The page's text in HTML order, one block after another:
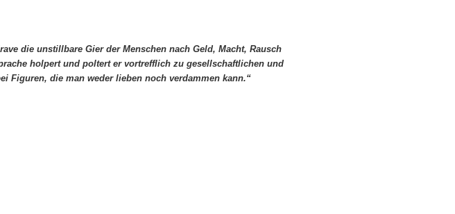
die unstillbare Gier der Menschen nach Geld, Macht, Rausch
holpert und poltert er vortrefflich zu gesellschaftlichen und
Figuren, die man weder lieben noch verdammen kann.“